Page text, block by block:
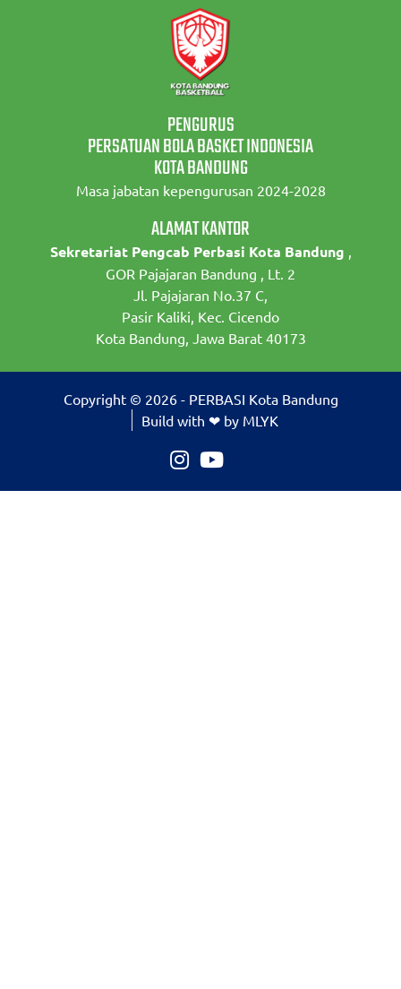
PENGURUS
PERSATUAN BOLA BASKET INDONESIA
KOTA BANDUNG
Masa jabatan kepengurusan 2024-2028
ALAMAT KANTOR
Sekretariat Pengcab Perbasi Kota Bandung ,
GOR Pajajaran Bandung , Lt. 2
Jl. Pajajaran No.37 C,
Pasir Kaliki, Kec. Cicendo
Kota Bandung, Jawa Barat 40173
Copyright © 2026 - PERBASI Kota Bandung
Build with ❤ by MLYK